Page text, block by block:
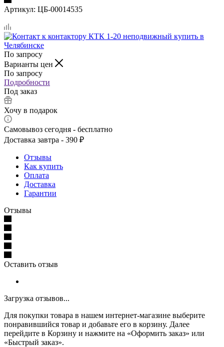
Артикул: ЦБ-00014535
По запросу
Варианты цен
По запросу
Подробности
Под заказ
Хочу в подарок
Самовывоз сегодня - бесплатно
Доставка завтра - 390 ₽
Отзывы
Как купить
Оплата
Доставка
Гарантии
Отзывы
Оставить отзыв
Загрузка отзывов...
Для покупки товара в нашем интернет-магазине выберите
понравившийся товар и добавьте его в корзину. Далее
перейдите в Корзину и нажмите на «Оформить заказ» или
«Быстрый заказ».